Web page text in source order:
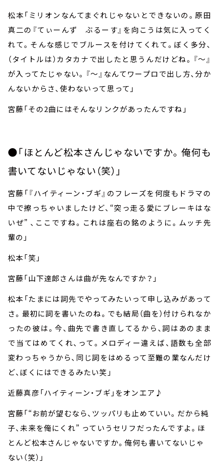
松本「ミリオンなんてまぐれじゃないとできないの。原田
真二の『てぃーんず ぶるーす』を向こうは気に入ってく
れて。そんな感じでブルースを付けてくれて。ぼく多分、
（タイトルは）カタカナで出したと思うんだけどね。『～』
が入ってたじゃない。『～』なんてワープロで出し方、分か
んないからさ、使わないって思って」
宮藤「その2曲にはそんなリンクがあったんですね」
●「ほとんど松本さんじゃないですか。俺何も
書いてないじゃない（笑）」
宮藤「『ハイティーン・ブギ』のフレーズを何度もドラマの
中で擦っちゃいましたけど、“突っ走る愛にブレーキはな
いぜ” 、ここですね。これは座右の銘のように。ムッチ先
輩の」
松本「笑」
宮藤「山下達郎さんは曲が先なんですか？」
松本「たまには詞先でやってみたいって申し込みがあって
さ。最初に詞を書いたのね。でも結局（曲を）付けられなか
ったの彼は。今、曲先で書き直してるから、詞はあのまま
で当てはめてくれ、って。メロディー違えば、語数も全部
変わっちゃうから、同じ詞をはめるって至難の業なんだけ
ど、ぼくにはできるみたい笑」
近藤真彦「ハイティーン・ブギ」をオンエア♪
宮藤「“お前が望むなら、ツッパリも止めていい。だから純
子、未来を俺にくれ” っていうセリフだったんですよ。ほ
とんど松本さんじゃないですか。俺何も書いてないじゃ
ない（笑）」